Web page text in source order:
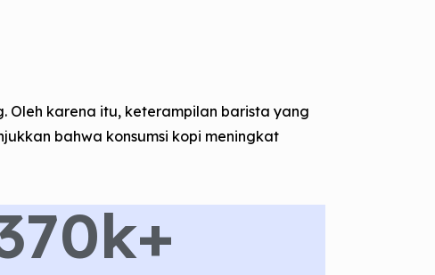
Oleh karena itu, keterampilan barista yang
bahwa konsumsi kopi meningkat
k+